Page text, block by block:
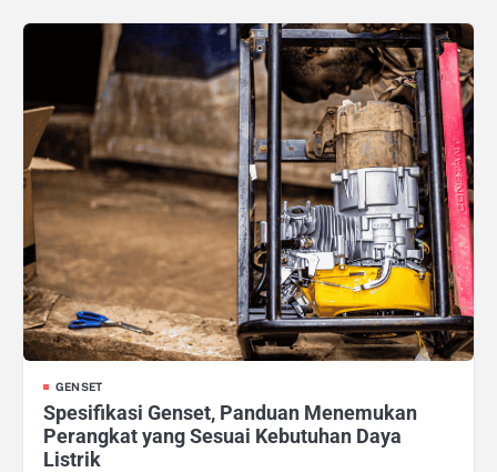
GENSET
Spesifikasi Genset, Panduan Menemukan
Perangkat yang Sesuai Kebutuhan Daya
Listrik